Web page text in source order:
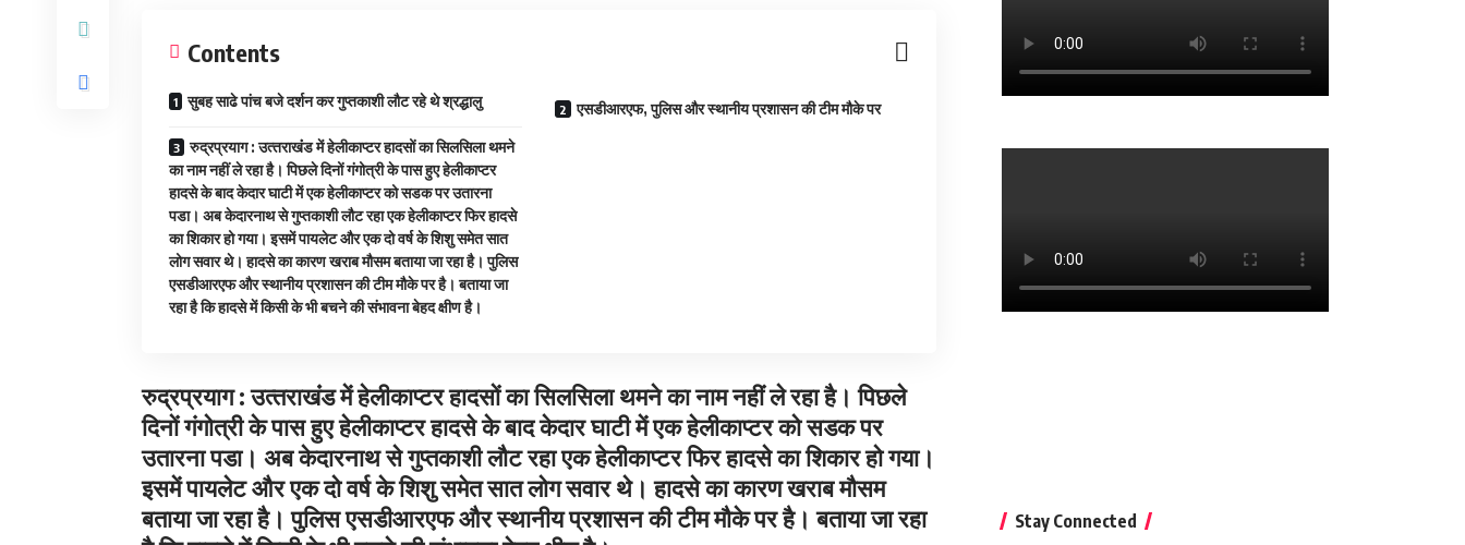
Contents
सुबह साढे पांच बजे दर्शन कर गुप्‍तकाशी लौट रहे थे श्रद्धालु एसडीआरएफ, पुलिस और स्‍थानीय प्रशासन की टीम मौके पर
रुद्रप्रयाग : उत्‍तराखंंड में हेलीकाप्‍टर हादसों का सिलसिला थमने
का नाम नहीं ले रहा है। पिछले दिनों गंगोत्री के पास हुए हेलीकाप्‍टर
हादसे के बाद केदार घाटी में एक हेलीकाप्‍टर को सडक पर उतारना
पडा। अब केदारनाथ से गुप्‍तकाशी लौट रहा एक हेलीकाप्‍टर फिर हादसे
का शिकार हो गया। इसमें पायलेट और एक दो वर्ष के शिशु समेत सात
लोग सवार थे। हादसे का कारण खराब मौसम बताया जा रहा है। पुलिस
एसडीआरएफ और स्‍थानीय प्रशासन की टीम मौके पर है। बताया जा
रहा है कि हादसे में किसी के भी बचने की संभावना बेहद क्षीण है।
रुद्रप्रयाग : उत्‍तराखंंड में हेलीकाप्‍टर हादसों का सिलसिला थमने का नाम नहीं ले रहा है। पिछले
दिनों गंगोत्री के पास हुए हेलीकाप्‍टर हादसे के बाद केदार घाटी में एक हेलीकाप्‍टर को सडक पर
उतारना पडा। अब केदारनाथ से गुप्‍तकाशी लौट रहा एक हेलीकाप्‍टर फिर हादसे का शिकार हो गया।
इसमें पायलेट और एक दो वर्ष के शिशु समेत सात लोग सवार थे। हादसे का कारण खराब मौसम
बताया जा रहा है। पुलिस एसडीआरएफ और स्‍थानीय प्रशासन की टीम मौके पर है। बताया जा रहा
Stay Connected